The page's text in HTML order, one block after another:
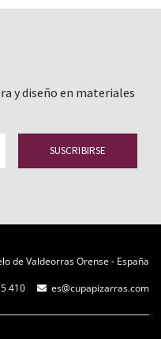
y diseño en materiales
de Valdeorras Orense - España
410
es@cupapizarras.com